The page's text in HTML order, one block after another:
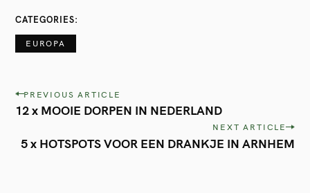
CATEGORIES
EUROPA
P
o
s
PREVIOUS ARTICLE
12 x MOOIE DORPEN IN NEDERLAND
NEXT ARTICLE
5 x HOTSPOTS VOOR EEN DRANKJE IN ARNHEM